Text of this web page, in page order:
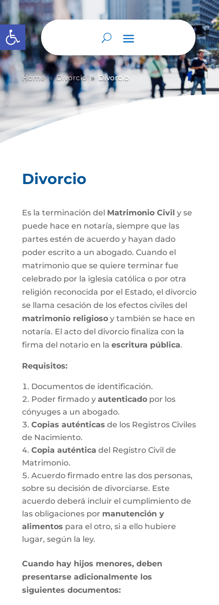
Abrir barra de herramientas
Home 9 Divorcio 9 Divorcio
Divorcio
Es la terminación del Matrimonio Civil y se
puede hace en notaría, siempre que las
partes estén de acuerdo y hayan dado
poder escrito a un abogado. Cuando el
matrimonio que se quiere terminar fue
celebrado por la iglesia católica o por otra
religión reconocida por el Estado, el divorcio
se llama cesación de los efectos civiles del
matrimonio religiosoy también se hace en
notaría. El acto del divorcio finaliza con la
firma del notario en la escritura pública.
Requisitos:
Documentos de identificación.
Poder firmado y autenticadopor los
cónyuges a un abogado.
Copias auténticas de los Registros Civiles
de Nacimiento.
Copia auténtica del Registro Civil de
Matrimonio.
Acuerdo firmado entre las dos personas,
sobre su decisión de divorciarse. Este
acuerdo deberá incluir el cumplimiento de
las obligaciones por manutención y
alimentos para el otro, si a ello hubiere
lugar, según la ley.
Cuando hay hijos menores, deben
presentarse adicionalmente los
siguientes documentos: